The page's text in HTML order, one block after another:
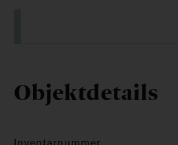
Objektdetails
Inventarnummer